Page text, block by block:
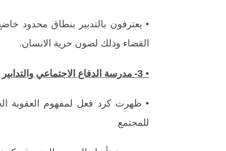
• يعترفون بالتدبير بنطاق محدود
القضاء وذلك لصون حرية الانسان.
• 3- مدرسة الدفاع الاجتماعي والتدابير الاحترازية (الايطالي جراماتيكا):
• ظهرت كرد فعل لمفهوم العقوبة
للمجتمع